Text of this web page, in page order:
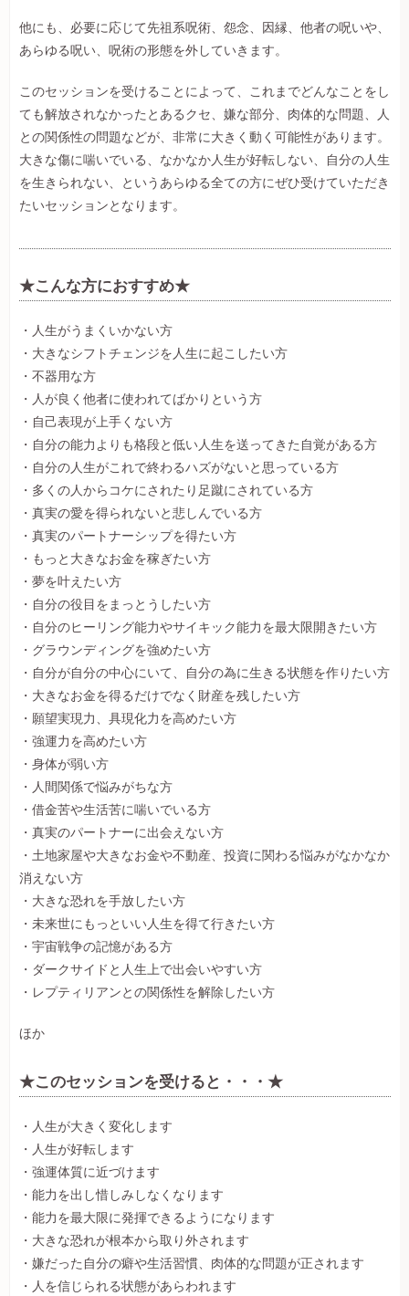
他にも、必要に応じて先祖系呪術、怨念、因縁、他者の呪いや、
あらゆる呪い、呪術の形態を外していきます。
このセッションを受けることによって、これまでどんなことをし
ても解放されなかったとあるクセ、嫌な部分、肉体的な問題、人
との関係性の問題などが、非常に大きく動く可能性があります。
大きな傷に喘いでいる、なかなか人生が好転しない、自分の人生
を生きられない、というあらゆる全ての方にぜひ受けていただき
たいセッションとなります。
★こんな方におすすめ★
・人生がうまくいかない方
・大きなシフトチェンジを人生に起こしたい方
・不器用な方
・人が良く他者に使われてばかりという方
・自己表現が上手くない方
・自分の能力よりも格段と低い人生を送ってきた自覚がある方
・自分の人生がこれで終わるハズがないと思っている方
・多くの人からコケにされたり足蹴にされている方
・真実の愛を得られないと悲しんでいる方
・真実のパートナーシップを得たい方
・もっと大きなお金を稼ぎたい方
・夢を叶えたい方
・自分の役目をまっとうしたい方
・自分のヒーリング能力やサイキック能力を最大限開きたい方
・グラウンディングを強めたい方
・自分が自分の中心にいて、自分の為に生きる状態を作りたい方
・大きなお金を得るだけでなく財産を残したい方
・願望実現力、具現化力を高めたい方
・強運力を高めたい方
・身体が弱い方
・人間関係で悩みがちな方
・借金苦や生活苦に喘いでいる方
・真実のパートナーに出会えない方
・土地家屋や大きなお金や不動産、投資に関わる悩みがなかなか
消えない方
・大きな恐れを手放したい方
・未来世にもっといい人生を得て行きたい方
・宇宙戦争の記憶がある方
・ダークサイドと人生上で出会いやすい方
・レプティリアンとの関係性を解除したい方
ほか
★このセッションを受けると・・・★
・人生が大きく変化します
・人生が好転します
・強運体質に近づけます
・能力を出し惜しみしなくなります
・能力を最大限に発揮できるようになります
・大きな恐れが根本から取り外されます
・嫌だった自分の癖や生活習慣、肉体的な問題が正されます
・人を信じられる状態があらわれます